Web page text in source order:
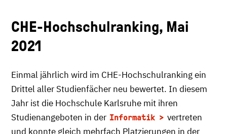
CHE-Hochschulranking, Mai
2021
Einmal jährlich wird im CHE-Hochschulranking ein
Drittel aller Studienfächer neu bewertet. In diesem
Jahr ist die Hochschule Karlsruhe mit ihren
Studienangeboten in der Informatik
vertreten
und konnte gleich mehrfach Platzierungen in der